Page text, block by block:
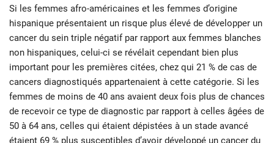
Si les femmes afro-américaines et les femmes d’origine
hispanique présentaient un risque plus élevé de développer un
cancer du sein triple négatif par rapport aux femmes blanches
non hispaniques, celui-ci se révélait cependant bien plus
important pour les premières citées, chez qui 21 % de cas de
cancers diagnostiqués appartenaient à cette catégorie. Si les
femmes de moins de 40 ans avaient deux fois plus de chances
de recevoir ce type de diagnostic par rapport à celles âgées de
50 à 64 ans, celles qui étaient dépistées à un stade avancé
étaient 69 % plus susceptibles d’avoir développé un cancer du